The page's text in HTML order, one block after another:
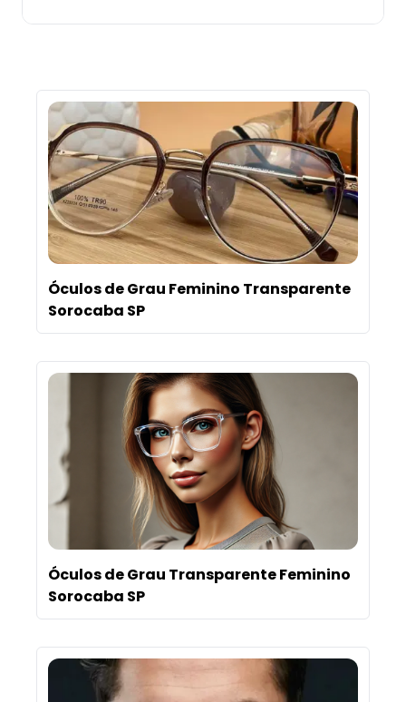
Óculos de Grau Feminino Transparente
Sorocaba SP
Óculos de Grau Transparente Feminino
Sorocaba SP